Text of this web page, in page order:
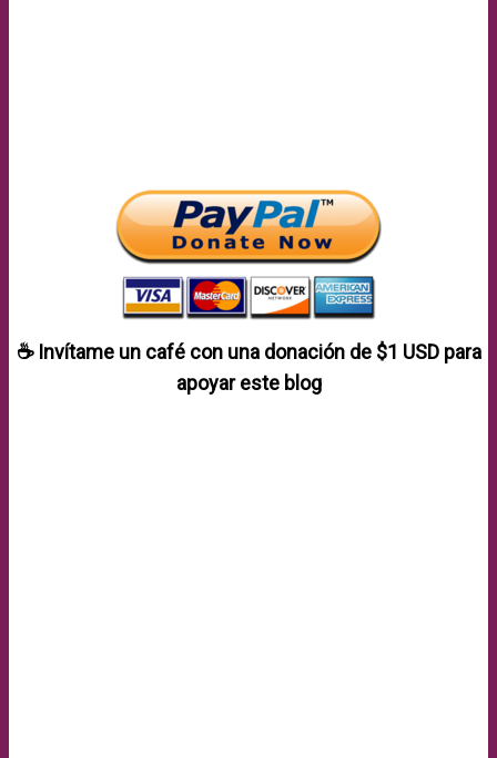
☕ Invítame un café con una donación de $1 USDpara
apoyar este blog